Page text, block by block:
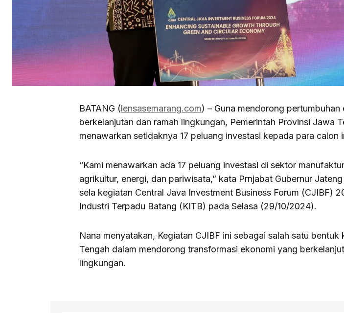
BATANG (lensasemarang.com) – Guna mendorong pertumbuhan
berkelanjutan dan ramah lingkungan, Pemerintah Provinsi Jawa
menawarkan setidaknya 17 peluang investasi kepada para calon
“Kami menawarkan ada 17 peluang investasi di sektor
agrikultur, energi, dan pariwisata,” kata Prnjabat Gubernur
sela kegiatan Central Java Investment Business Forum (CJIBF)
Industri Terpadu Batang (KITB) pada Selasa (29/10/2024).
Nana menyatakan, Kegiatan CJIBF ini sebagai salah satu bentuk
Tengah dalam mendorong transformasi ekonomi yang
lingkungan.